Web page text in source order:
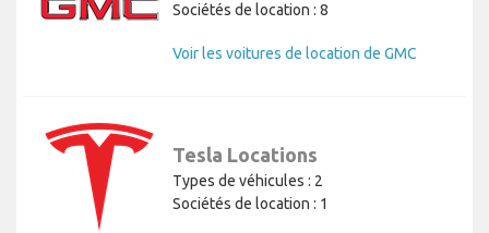
Sociétés de location : 8
Voir les voitures de location de GMC
Tesla Locations
Types de véhicules : 2
Sociétés de location : 1